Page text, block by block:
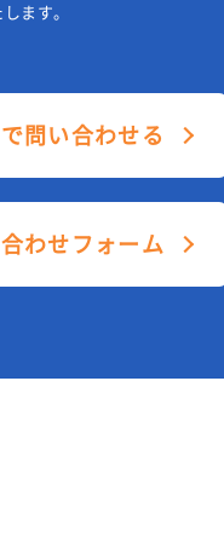
ます。
問い合わせる
わせフォーム